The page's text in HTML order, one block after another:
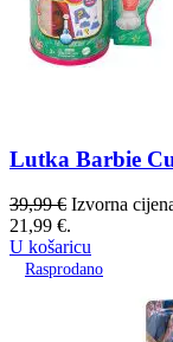
Lutka Barbie
39,99€ Izvorna
21,99 €.
U košaricu
Rasprodano